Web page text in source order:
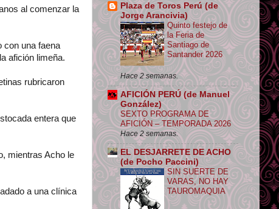
al comenzar la
con una faena
afición limeña.
rubricaron
entera que
mientras Acho le
a una clínica
Plaza de Toros Perú (de
Jorge Arancivia)
Quinto festejo de
la Feria de
Santiago de
Santander 2026
Hace 2 semanas.
AFICIÓN PERÚ (de Manuel
González)
SEXTO PROGRAMA DE
AFICIÓN – TEMPORADA 2026
Hace 2 semanas.
EL DESJARRETE DE ACHO
(de Pocho Paccini)
SIN SUERTE DE
VARAS, NO HAY
TAUROMAQUIA